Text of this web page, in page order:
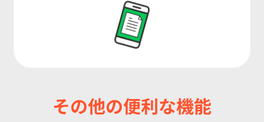
その他の便利な機能